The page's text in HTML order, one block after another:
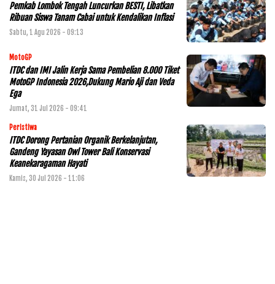
Pemkab Lombok Tengah Luncurkan BESTI, Libatkan
Ribuan Siswa Tanam Cabai untuk Kendalikan Inflasi
Sabtu, 1 Agu 2026 - 09:13
MotoGP
ITDC dan IMI Jalin Kerja Sama Pembelian 8.000 Tiket
MotoGP Indonesia 2026,Dukung Mario Aji dan Veda
Ega
Jumat, 31 Jul 2026 - 09:41
Peristiwa
ITDC Dorong Pertanian Organik Berkelanjutan,
Gandeng Yayasan Owl Tower Bali Konservasi
Keanekaragaman Hayati
Kamis, 30 Jul 2026 - 11:06